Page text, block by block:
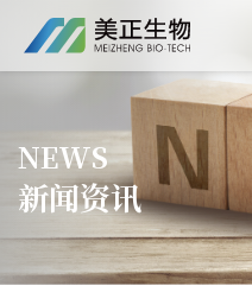
NEWS
新闻资讯